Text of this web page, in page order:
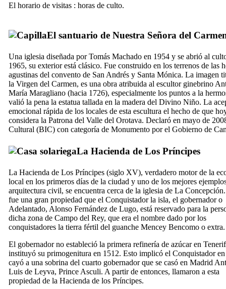
El horario de visitas : horas de culto.
El santuario de Nuestra Señora del
Una iglesia diseñada porTomás Machado en 1954 y se abrió al
1965, su exterior está clásico. Fue construido en los terrenos de las
agustinas del convento de San Andrés y Santa Mónica. La imagen
la Virgen del Carmen, es una obra atribuida al escultor ginebrino
María Maragliano (hacia 1726), especialmente los puntos a la
valió la pena la estatua tallada en la madera del Divino Niño. La
emocional rápida de los locales de esta escultura el hecho de que
considera la Patrona del Valle del Orotava. Declaró en mayo de
Cultural (BIC) con categoría de Monumento por el Gobierno de
La Hacienda de Los Príncipes
La Hacienda de Los Príncipes (siglo XV), verdadero motor de la
local en los primeros días de la ciudad y uno de los mejores
arquitectura civil, se encuentra cerca de la iglesia de La Concepción
fue una gran propiedad que el Conquistador la isla, el gobernador o
Adelantado, Alonso Fernández de Lugo, está reservado para la
dicha zona de Campo del Rey, que era el nombre dado por los
conquistadores la tierra fértil del guanche Mencey Bencomo o extra.
El gobernador no estableció la primera refinería de azúcar en
instituyó su primogenitura en 1512. Esto implicó el Conquistador
cayó a una sobrina del cuarto gobernador que se casó en Madrid
Luis de Leyva, Prince Asculi. A partir de entonces, llamaron a esta
propiedad de la Hacienda de los Príncipes.